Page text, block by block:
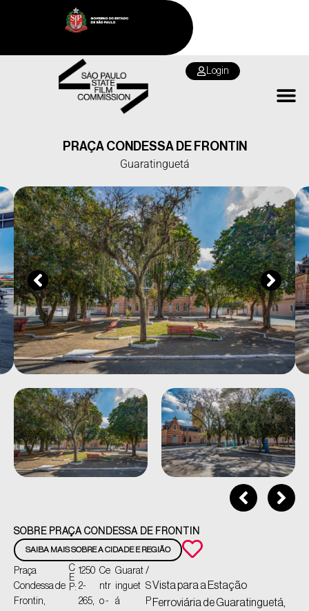
Login
PRAÇA CONDESSA DE FRONTIN
Guaratinguetá
SOBRE PRAÇA CONDESSA DE FRONTIN
SAIBA MAIS SOBRE A CIDADE E REGIÃO
Praça
Condessa de
Frontin,
C
E
P:
1250
2-
265,
Ce
ntr
o -
Guarat
inguet
á
/
S
P
Vista para a Estação
Ferroviária de Guaratinguetá,